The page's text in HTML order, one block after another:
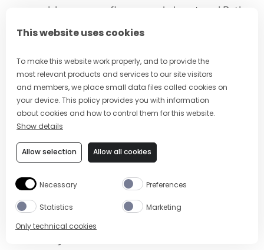
This website uses cookies
To make this website work properly, and to provide the
most relevant products and services to our site visitors
and members, we place small data files called cookies on
your device. This policy provides you with information
about cookies and how to control them for this website.
Show details
Only technical cookies
Allow selection Allow all cookies
Necessary Preferences
Statistics Marketing
posizione geografica generale basata sui Dati
di Registrazione raccolti.
offrono applicazioni per cellulari o browser per
permetterti di approfittare delle nostre
offerte di servizi in movimento e/o quando
visiti siti web di terzi e altri servizi
online.Alcune di queste applicazioni ci
consentono di accedere anche a dati di
localizzazione più precisi su di te e di
raccogliere informazioni sul tuo uso e sulle
tue interazioni con siti web e servizi online di
soggetti terzi (compresi i prodotti o i servizi a
cui sei interessato o che acquisti) per offrirti